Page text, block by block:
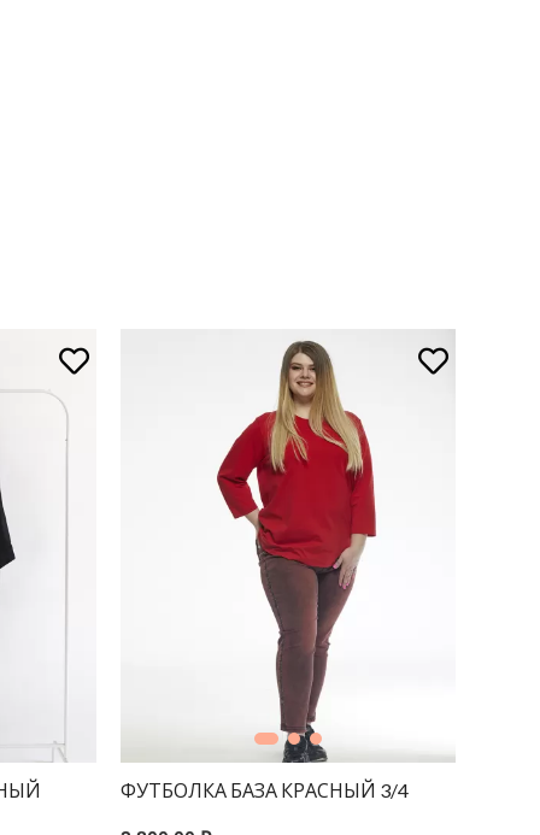
ФУТБОЛКА БАЗА КРАСНЫЙ 3/4